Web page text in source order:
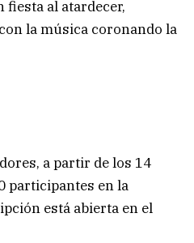
al atardecer,
la música coronando la
a partir de los 14
participantes en la
está abierta en el